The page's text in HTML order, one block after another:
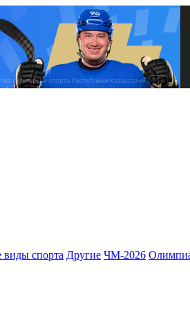
виды спорта Другие ЧМ-2026